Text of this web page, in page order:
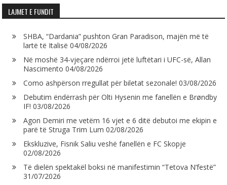
LAJMET E FUNDIT
SHBA, “Dardania” pushton Gran Paradison, majën më të
lartë të Italisë 04/08/2026
Në moshë 34-vjeçare ndërroi jetë luftëtari i UFC-së, Allan
Nascimento 04/08/2026
Como ashpërson rregullat për biletat sezonale! 03/08/2026
Debutim ëndërrash për Olti Hysenin me fanellën e Brøndby
IF! 03/08/2026
Agon Demiri me vetëm 16 vjet e 6 ditë debutoi me ekipin e
parë të Struga Trim Lum 02/08/2026
Ekskluzive, Fisnik Saliu veshë fanellën e FC Skopje
02/08/2026
Të dielën spektakël boksi në manifestimin “Tetova N’festë”
31/07/2026